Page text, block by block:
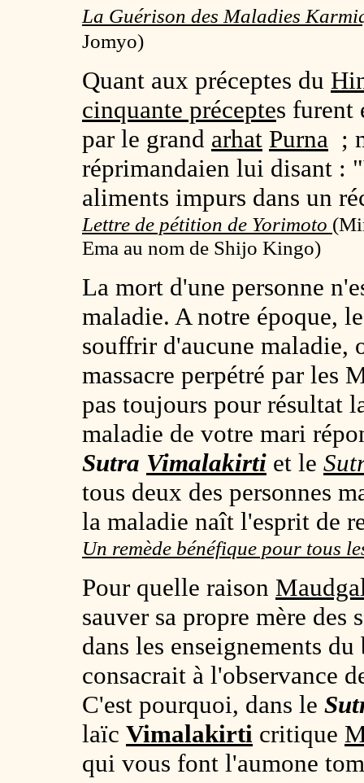
La Guérison des Maladies
Jomyo)
Quant aux préceptes du
cinquante préceptes furent
par le grand arhat Purna ;
réprimandaien lui disant :
aliments impurs dans un
Lettre de pétition de Yorimoto (
Ema au nom de Shijo Kingo)
La mort d'une personne
maladie. A notre époque,
souffrir d'aucune maladie,
massacre perpétré par les
pas toujours pour résultat
maladie de votre mari
Sutra Vimalakirti et le
tous deux des personnes
la maladie naît l'esprit de
Un remède bénéfique pour tous
Pour quelle raison
sauver sa propre mère
dans les enseignements
consacrait à l'observance
C'est pourquoi, dans le
laïc Vimalakirti critique
qui vous font l'aumone